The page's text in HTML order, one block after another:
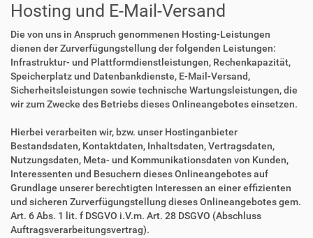
Hosting und E-Mail-Versand
Die von uns in Anspruch genommenen Hosting-Leistungen
dienen der Zurverfügungstellung der folgenden Leistungen:
Infrastruktur- und Plattformdienstleistungen, Rechenkapazität,
Speicherplatz und Datenbankdienste, E-Mail-Versand,
Sicherheitsleistungen sowie technische Wartungsleistungen, die
wir zum Zwecke des Betriebs dieses Onlineangebotes einsetzen.
Hierbei verarbeiten wir, bzw. unser Hostinganbieter
Bestandsdaten, Kontaktdaten, Inhaltsdaten, Vertragsdaten,
Nutzungsdaten, Meta- und Kommunikationsdaten von Kunden,
Interessenten und Besuchern dieses Onlineangebotes auf
Grundlage unserer berechtigten Interessen an einer effizienten
und sicheren Zurverfügungstellung dieses Onlineangebotes gem.
Art. 6 Abs. 1 lit. f DSGVO i.V.m. Art. 28 DSGVO (Abschluss
Auftragsverarbeitungsvertrag).